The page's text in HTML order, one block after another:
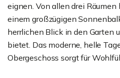
eignen. Von allen drei Räumen
einem großzügigen
herrlichen Blick in den Garten
bietet. Das moderne, helle
Obergeschoss sorgt für